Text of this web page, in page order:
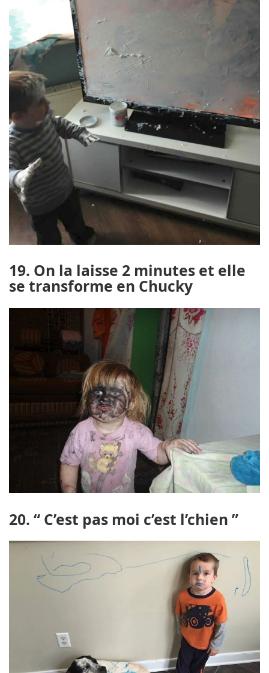
19. On la laisse 2 minutes et elle
se transforme en Chucky
20. “ C’est pas moi c’est l’chien ”